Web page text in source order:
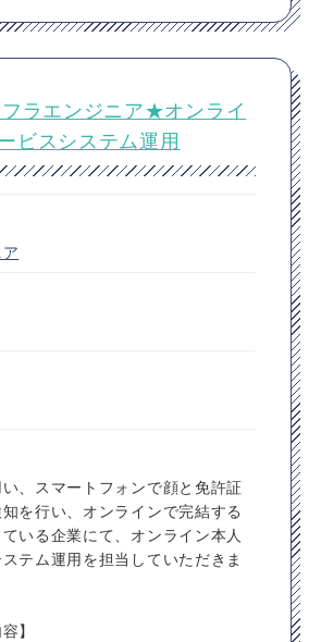
フラエンジニア★オンライ
ビスシステム運用
、スマートフォンで顔と免許証
を行い、オンラインで完結する
いる企業にて、オンライン本人
テム運用を担当していただきま
】